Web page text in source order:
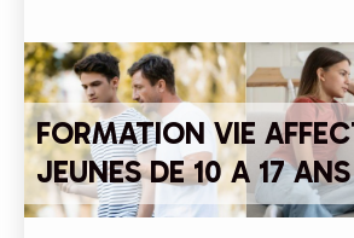
FORMATION VIE
JEUNES DE 10 A 17 ANS